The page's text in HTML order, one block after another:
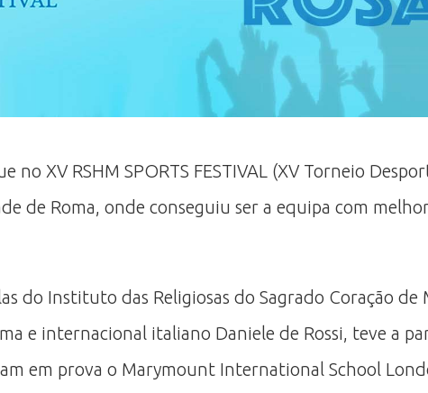
XV RSHM SPORTS FESTIVAL (XV Torneio
de Roma, onde conseguiu ser a equipa com
do Instituto das Religiosas do Sagrado Coração
e internacional italiano Daniele de Rossi, teve a
em prova o Marymount International School